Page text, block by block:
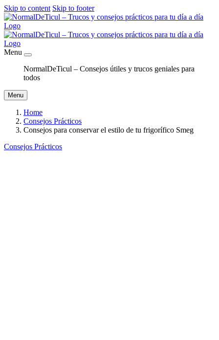
Skip to content Skip to footer
Menu
NormalDeTicul – Consejos útiles y trucos geniales para
todos
Menu
Home
Consejos Prácticos
Consejos para conservar el estilo de tu frigorífico Smeg
Consejos Prácticos